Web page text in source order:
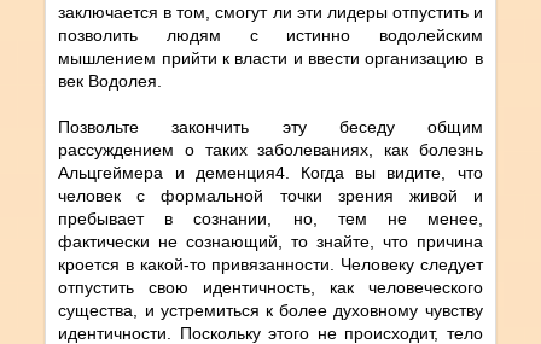
заключается в том, смогут ли эти лидеры отпустить и
позволить людям с истинно водолейским
мышлением прийти к власти и ввести организацию в
век Водолея.
Позвольте закончить эту беседу общим
рассуждением о таких заболеваниях, как болезнь
Альцгеймера и деменция4. Когда вы видите, что
человек с формальной точки зрения живой и
пребывает в сознании, но, тем не менее,
фактически не сознающий, то знайте, что причина
кроется в какой-то привязанности. Человеку следует
отпустить свою идентичность, как человеческого
существа, и устремиться к более духовному чувству
идентичности. Поскольку этого не происходит, тело